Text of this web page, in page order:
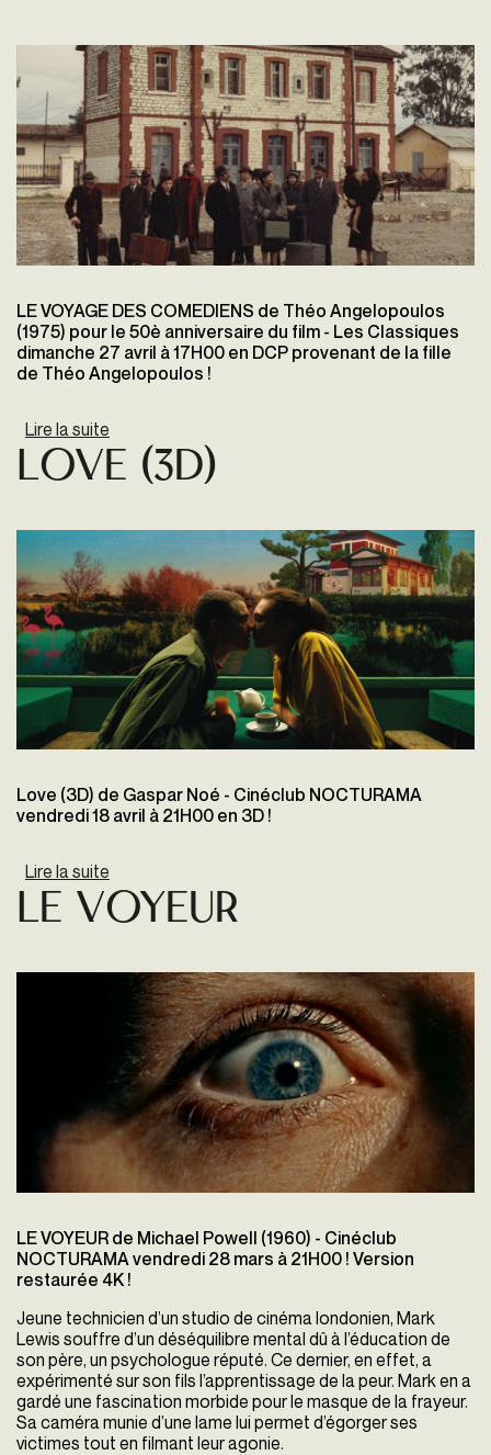
LE VOYAGE DES COMEDIENS de Théo Angelopoulos
(1975) pour le 50è anniversaire du film - Les Classiques
dimanche 27 avril à 17H00 en DCP provenant de la fille
de Théo Angelopoulos !
Lire la suite
Love (3D)
Love (3D) de Gaspar Noé - Cinéclub NOCTURAMA
vendredi 18 avril à 21H00 en 3D !
Lire la suite
LE VOYEUR
LE VOYEUR de Michael Powell (1960) - Cinéclub
NOCTURAMA vendredi 28 mars à 21H00 ! Version
restaurée 4K !
Jeune technicien d’un studio de cinéma londonien, Mark
Lewis souffre d’un déséquilibre mental dû à l’éducation de
son père, un psychologue réputé. Ce dernier, en effet, a
expérimenté sur son fils l’apprentissage de la peur. Mark en a
gardé une fascination morbide pour le masque de la frayeur.
Sa caméra munie d’une lame lui permet d’égorger ses
victimes tout en filmant leur agonie.